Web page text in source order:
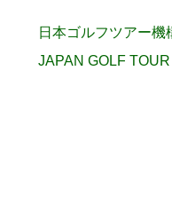
日本ゴルフツアー機
JAPAN GOLF TOUR